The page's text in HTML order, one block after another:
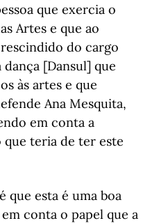
que exercia o
Artes e que ao
do cargo
[Dansul] que
às artes e que
Ana Mesquita,
em conta a
teria de ter este
que esta é uma boa
conta o papel que a